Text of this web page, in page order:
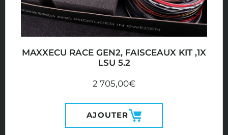
MAXXECU RACE GEN2, FAISCEAUX KIT ,1X
LSU 5.2
2 705,00€
AJOUTER